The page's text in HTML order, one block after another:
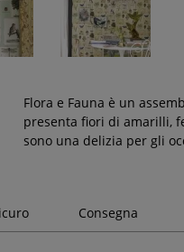
Flora e Fauna è un
presenta fiori di amarilli,
sono una delizia per gli
Consegna